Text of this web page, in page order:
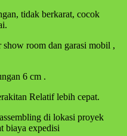
tidak berkarat, cocok
room dan garasi mobil ,
6 cm .
Relatif lebih cepat.
di lokasi proyek
biaya expedisi